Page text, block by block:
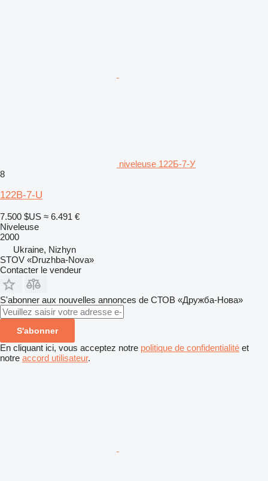
niveleuse 122Б-7-У
8
122B-7-U
7.500 $US ≈ 6.491 €
Niveleuse
2000
Ukraine, Nizhyn
STOV «Druzhba-Nova»
Contacter le vendeur
S'abonner aux nouvelles annonces de СТОВ «Дружба-Нова»
S'abonner
En cliquant ici, vous acceptez notre politique de confidentialité et
notre accord utilisateur.